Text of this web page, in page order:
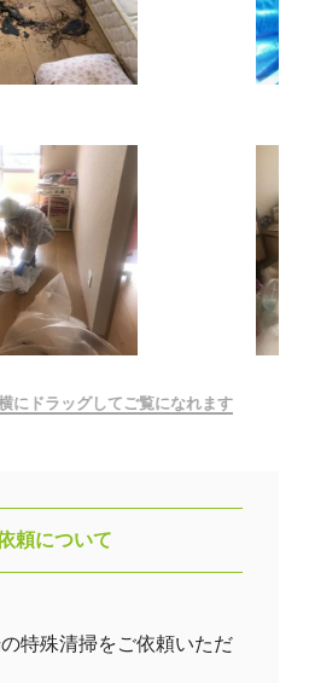
にドラッグしてご覧になれます
頼について
特殊清掃をご依頼いただ